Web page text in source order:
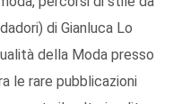
di Gianluca Lo
della Moda presso
le rare pubblicazioni